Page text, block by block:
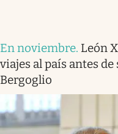
En noviembre. León
viajes al país antes
Bergoglio